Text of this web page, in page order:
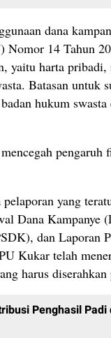
dana
14 Tahun
yaitu harta pribadi,
Batasan untuk
hukum
yang
Dana Kampanye
dan Laporan
Kukar telah
harus
Penghasil Padi